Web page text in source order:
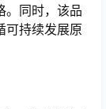
。同时，该品
可持续发展原